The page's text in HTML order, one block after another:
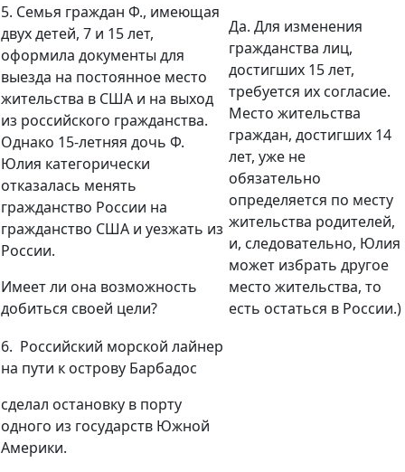
5. Семья граждан Ф., имеющая
двух детей, 7 и 15 лет,
оформила документы для
выезда на постоянное место
жительства в США и на выход
из российского гражданства.
Однако 15-летняя дочь Ф.
Юлия категорически
отказалась менять
гражданство России на
гражданство США и уезжать из
России.
Имеет ли она возможность
добиться своей цели?
Да. Для изменения
гражданства лиц,
достигших 15 лет,
требуется их согласие.
Место жительства
граждан, достигших 14
лет, уже не
обязательно
определяется по месту
жительства родителей,
и, следовательно, Юлия
может избрать другое
место жительства, то
есть остаться в России.)
6. Российский морской лайнер
на пути к острову Барбадос
сделал остановку в порту
одного из государств Южной
Америки.